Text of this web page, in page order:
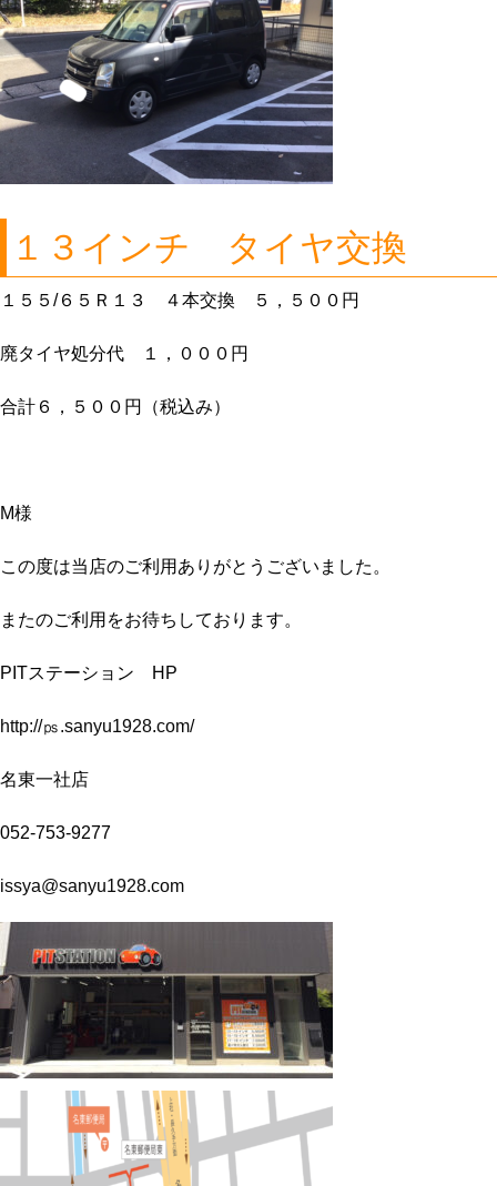
１３インチ タイヤ交換
１５５/６５Ｒ１３ ４本交換 ５，５００円
廃タイヤ処分代 １，０００円
合計６，５００円（税込み）
M様
この度は当店のご利用ありがとうございました。
またのご利用をお待ちしております。
PITステーション HP
http://㎰.sanyu1928.com/
名東一社店
052-753-9277
issya@sanyu1928.com